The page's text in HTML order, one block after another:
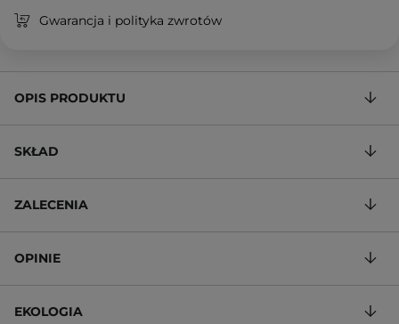
Gwarancja i polityka zwrotów
OPIS PRODUKTU
SKŁAD
ZALECENIA
OPINIE
EKOLOGIA